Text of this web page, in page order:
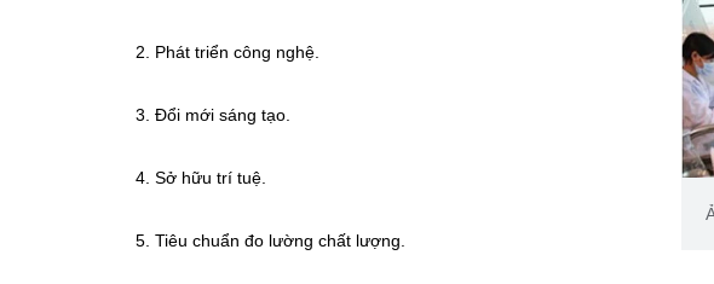
2. Phát triển công nghệ.
3. Đổi mới sáng tạo.
4. Sở hữu trí tuệ.
5. Tiêu chuẩn đo lường chất lượng.